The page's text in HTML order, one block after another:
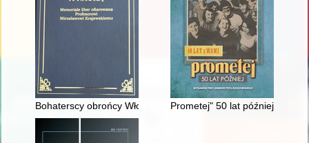
Bohaterscy obrońcy Włocławka i przedmościa
Prometej" 50 lat później